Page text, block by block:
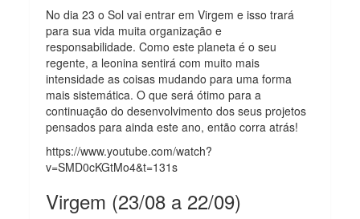
No dia 23 o Sol vai entrar em Virgem e isso trará
para sua vida muita organização e
responsabilidade. Como este planeta é o seu
regente, a leonina sentirá com muito mais
intensidade as coisas mudando para uma forma
mais sistemática. O que será ótimo para a
continuação do desenvolvimento dos seus projetos
pensados para ainda este ano, então corra atrás!
https://www.youtube.com/watch?
v=SMD0cKGtMo4&t=131s
Virgem (23/08 a 22/09)